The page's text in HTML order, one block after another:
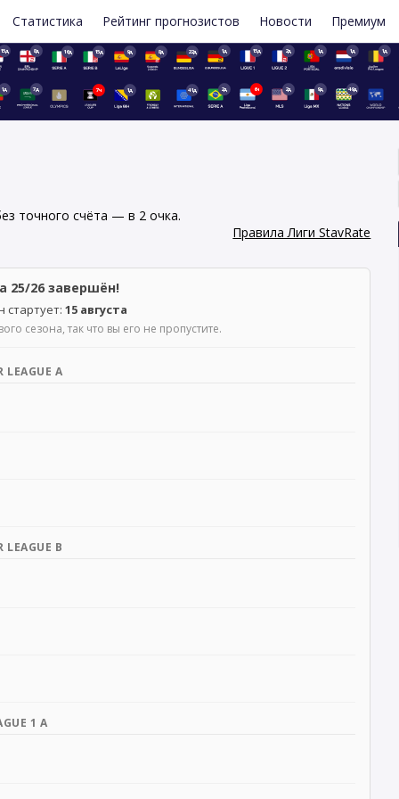
Статистика Рейтинг прогнозистов Новости Премиум
15д 8д 16д 15д 9д 8д 22д 1д 15д 2д 1д 1д 1д
1д 7д 7ч 1д 41д 2д 6ч 2д 9д 49д
точного счёта — в 2 очка.
Правила Лиги StavRate
25/26 завершён!
стартует:15 августа
сезона, так что вы его не пропустите.
LEAGUE A
LEAGUE B
1 A